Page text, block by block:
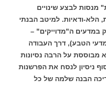
מנסות לבצע שינויים
הלא-ודאיות. למיטב הבנתי
במדעים ה"מדוייקים" –
הטבע), דרך העבודה
מבוססת על הרבה נסיונות
ניסיון לנסח את הפרשנות
הבנה שלמה של כל